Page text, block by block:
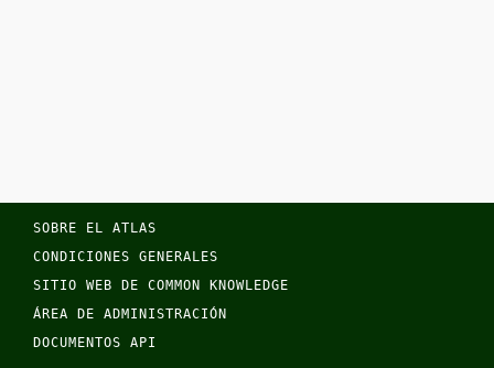
SOBRE EL ATLAS
CONDICIONES GENERALES
SITIO WEB DE COMMON KNOWLEDGE
ÁREA DE ADMINISTRACIÓN
DOCUMENTOS API